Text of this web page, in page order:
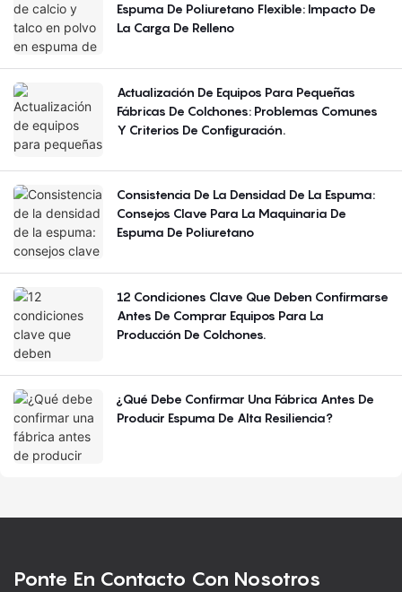
Espuma De Poliuretano Flexible: Impacto De
La Carga De Relleno
Actualización De Equipos Para Pequeñas
Fábricas De Colchones: Problemas Comunes
Y Criterios De Configuración.
Consistencia De La Densidad De La Espuma:
Consejos Clave Para La Maquinaria De
Espuma De Poliuretano
12 Condiciones Clave Que Deben Confirmarse
Antes De Comprar Equipos Para La
Producción De Colchones.
¿Qué Debe Confirmar Una Fábrica Antes De
Producir Espuma De Alta Resiliencia?
Ponte En Contacto Con Nosotros